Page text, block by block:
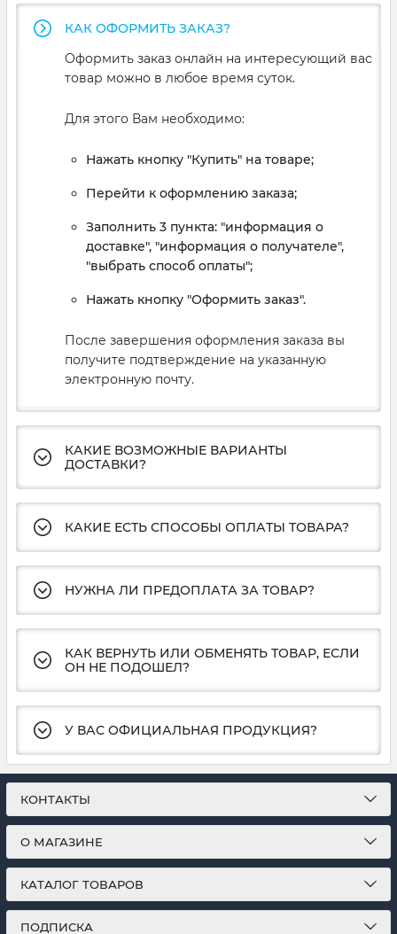
КАК ОФОРМИТЬ ЗАКАЗ?
Оформить заказ онлайн на интересующий вас
товар можно в любое время суток.
Для этого Вам необходимо:
Нажать кнопку "Купить" на товаре;
Перейти к оформлению заказа;
Заполнить 3 пункта: "информация о
доставке", "информация о получателе",
"выбрать способ оплаты";
Нажать кнопку "Оформить заказ".
После завершения оформления заказа вы
получите подтверждение на указанную
электронную почту.
КАКИЕ ВОЗМОЖНЫЕ ВАРИАНТЫ
ДОСТАВКИ?
КАКИЕ ЕСТЬ СПОСОБЫ ОПЛАТЫ ТОВАРА?
НУЖНА ЛИ ПРЕДОПЛАТА ЗА ТОВАР?
КАК ВЕРНУТЬ ИЛИ ОБМЕНЯТЬ ТОВАР, ЕСЛИ
ОН НЕ ПОДОШЕЛ?
У ВАС ОФИЦИАЛЬНАЯ ПРОДУКЦИЯ?
КОНТАКТЫ
О МАГАЗИНЕ
КАТАЛОГ ТОВАРОВ
ПОДПИСКА